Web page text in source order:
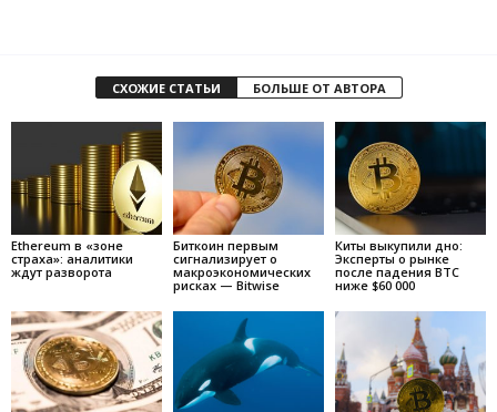
СХОЖИЕ СТАТЬИ БОЛЬШЕ ОТ АВТОРА
Ethereum в «зоне
страха»: аналитики
ждут разворота
Биткоин первым
сигнализирует о
макроэкономических
рисках — Bitwise
Киты выкупили дно:
Эксперты о рынке
после падения BTC
ниже $60 000